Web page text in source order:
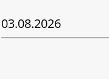
03.08.2026